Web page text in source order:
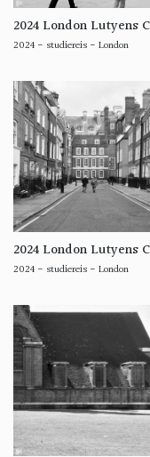
2024 London Lutyens
2024 - studiereis - London
2024 London Lutyens
2024 - studiereis - London